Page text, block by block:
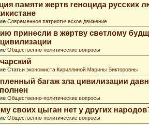
памяти жертв геноцида русских
Современное патриотическое движение
принесли в жертву светлому
Общественно-политические вопросы
Статьи экономиста Кириллиной Марины Викторовны
багаж зла цивилизации
Общественно-политические вопросы
своих цыган нет у других
Общественно-политические вопросы